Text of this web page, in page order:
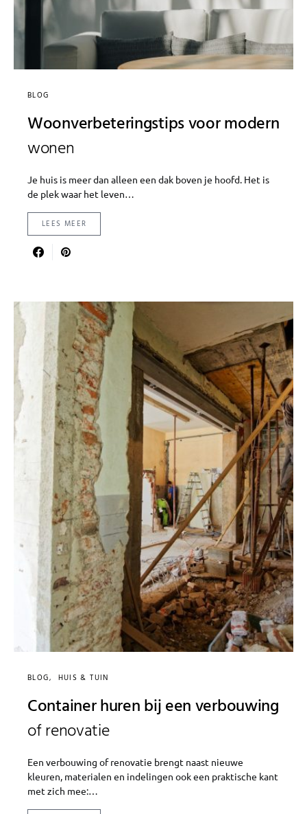
BLOG
Woonverbeteringstips voor modern
wonen
Je huis is meer dan alleen een dak boven je hoofd. Het is
de plek waar het leven…
LEES MEER
BLOG HUIS & TUIN
Container huren bij een verbouwing
of renovatie
Een verbouwing of renovatie brengt naast nieuwe
kleuren, materialen en indelingen ook een praktische kant
met zich mee:…